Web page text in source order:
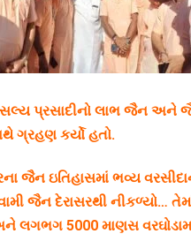
પ્રસાદીનો લાભ જૈન
ગ્રહણ કર્યો હતો.
જૈન ઇતિહાસમાં ભવ્ય
જૈન દેરાસરથી નીકળ્યો…
5000 માણસ